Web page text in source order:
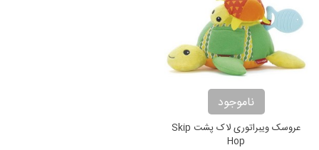
ناموجود
عروسک ویبراتوری لاک پشت Skip
Hop